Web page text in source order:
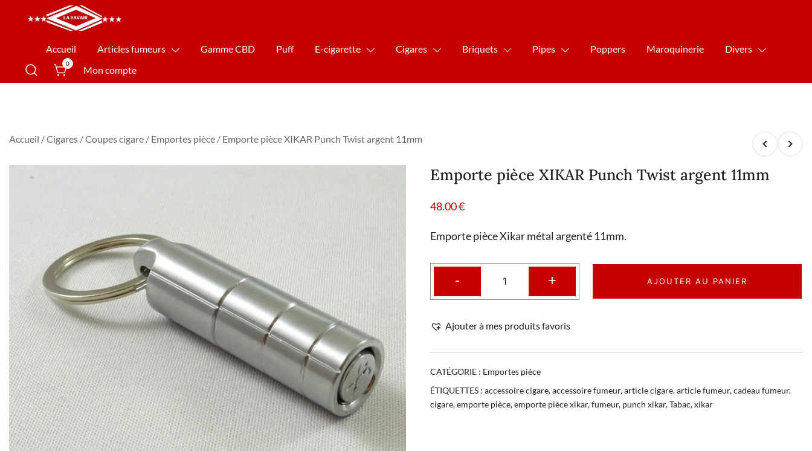
La Havane Nîmes
Accueil Articles fumeurs Gamme CBD Puff E-cigarette Cigares Briquets Pipes Poppers Maroquinerie Divers
0
Mon compte
Accueil /Cigares /Coupes cigare / Emportes pièce / Emporte pièce XIKAR Punch Twist argent 11mm
Emporte pièce XIKAR Punch Twist argent 11mm
48.00€
Emporte pièce Xikar métal argenté 11mm.
- + AJOUTER AU PANIER
Ajouter à mes produits favoris
CATÉGORIE : Emportes pièce
ÉTIQUETTES : accessoire cigare,accessoire fumeur,article cigare,article fumeur,cadeau fumeur,
cigare,emporte pièce,emporte pièce xikar,fumeur, punch xikar,Tabac,xikar